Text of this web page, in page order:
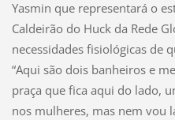
Yasmin que representará o
Caldeirão do Huck da Rede
necessidades fisiológicas de
“Aqui são dois banheiros e
praça que fica aqui do lado,
nos mulheres, mas nem vou